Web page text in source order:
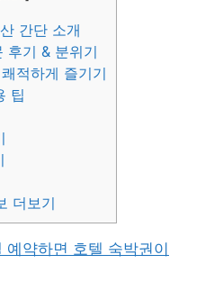
간단 소개
후기 & 분위기
적하게 즐기기
팁
더보기
약하면 호텔 숙박권이